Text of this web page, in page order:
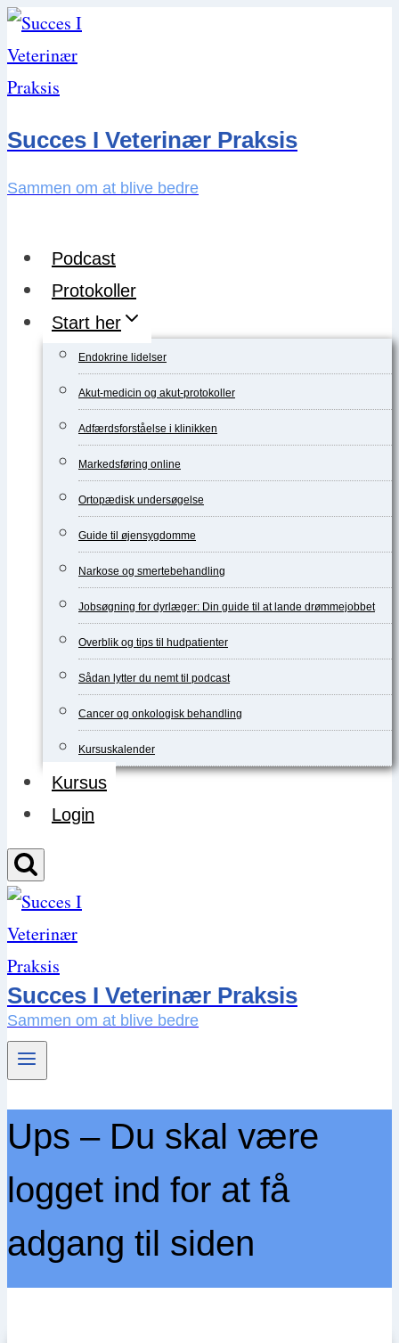
Skip
to
content
Succes I Veterinær Praksis
Sammen om at blive bedre
Podcast
Protokoller
Start her
Endokrine lidelser
Akut-medicin og akut-protokoller
Adfærdsforståelse i klinikken
Markedsføring online
Ortopædisk undersøgelse
Guide til øjensygdomme
Narkose og smertebehandling
Jobsøgning for dyrlæger: Din guide til at lande drømmejobbet
Overblik og tips til hudpatienter
Sådan lytter du nemt til podcast
Cancer og onkologisk behandling
Kursuskalender
Kursus
Login
Succes I Veterinær Praksis
Sammen om at blive bedre
Ups – Du skal være
logget ind for at få
adgang til siden